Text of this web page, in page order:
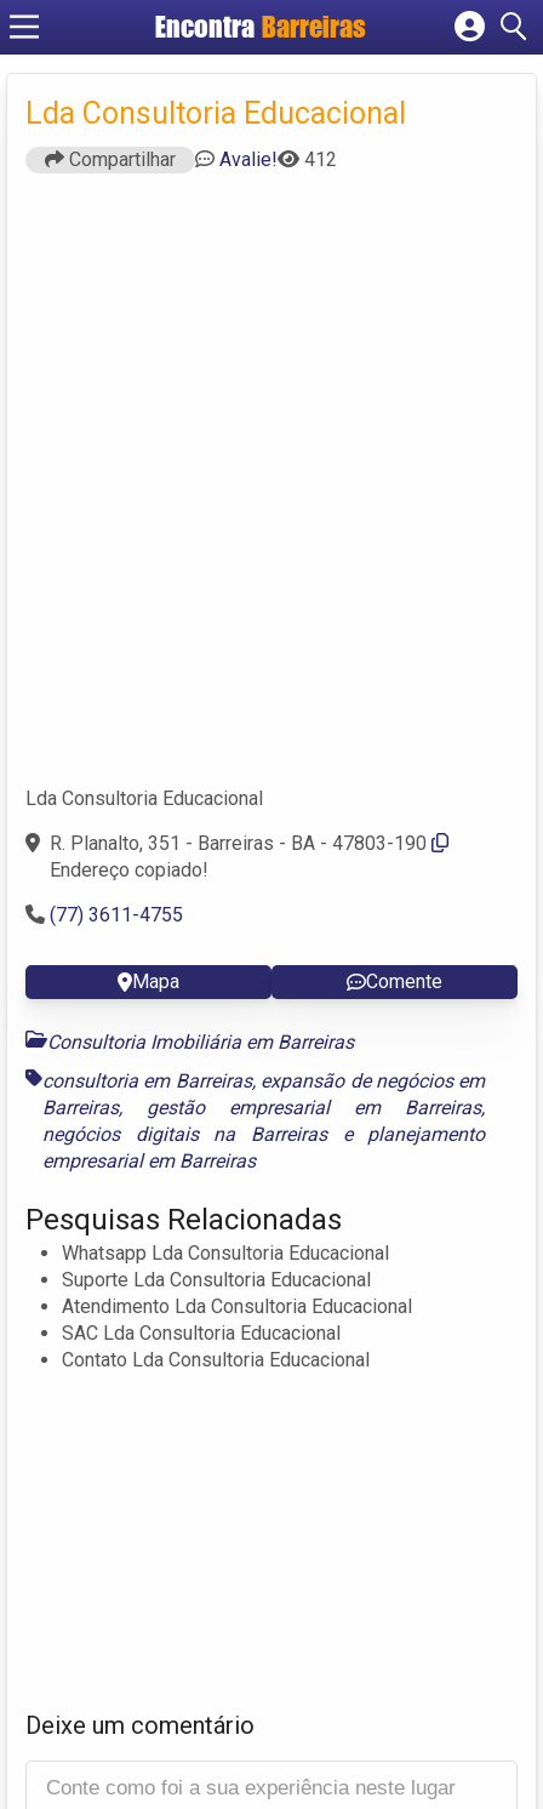
EncontraBarreiras
Cadastrar empresa
Criar conta
Lda Consultoria Educacional
Compartilhar Avalie! 412
Lda Consultoria Educacional
R. Planalto, 351 - Barreiras - BA - 47803-190
Endereço copiado!
(77) 3611-4755
Mapa Comente
Consultoria Imobiliária em Barreiras
consultoria em Barreiras, expansão de negócios em
Barreiras, gestão empresarial em Barreiras,
negócios digitais na Barreirase planejamento
empresarial em Barreiras
Pesquisas Relacionadas
Whatsapp Lda Consultoria Educacional
Suporte Lda Consultoria Educacional
Atendimento Lda Consultoria Educacional
SAC Lda Consultoria Educacional
Contato Lda Consultoria Educacional
Deixe um comentário